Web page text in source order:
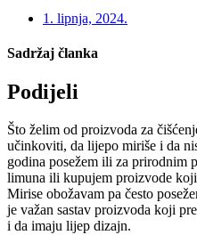
1. lipnja, 2024.
Sadržaj članka
Podijeli
Što želim od proizvoda za
učinkoviti, da lijepo miriše i da
godina posežem ili za prirodnim
limuna ili kupujem proizvode
Mirise obožavam pa često
je važan sastav proizvoda koji
i da imaju lijep dizajn.